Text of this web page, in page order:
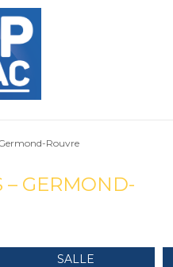
Germond-Rouvre
– GERMOND-
SALLE